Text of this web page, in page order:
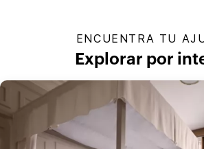
ENCUENTRA TU
Explorar por